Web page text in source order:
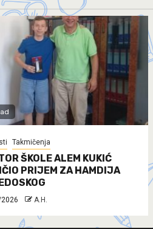
Takmičenja
ŠKOLE ALEM KUKIĆ
PRIJEM ZA HAMDIJA
A.H.